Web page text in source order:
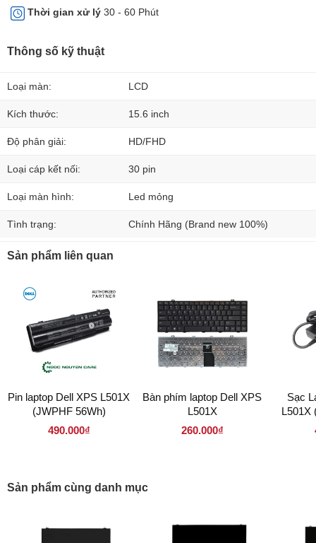
Thời gian xử lý 30 - 60 Phút
Thông số kỹ thuật
Loại màn: LCD
Kích thước: 15.6 inch
Độ phân giải: HD/FHD
Loại cáp kết nối: 30 pin
Loại màn hình: Led mỏng
Tình trạng: Chính Hãng (Brand new 100%)
Sản phẩm liên quan
Pin laptop Dell XPS L501X
(JWPHF 56Wh)
490.000₫
Bàn phím laptop Dell XPS
L501X
260.000₫
Sạc
L501X
Sản phẩm cùng danh mục